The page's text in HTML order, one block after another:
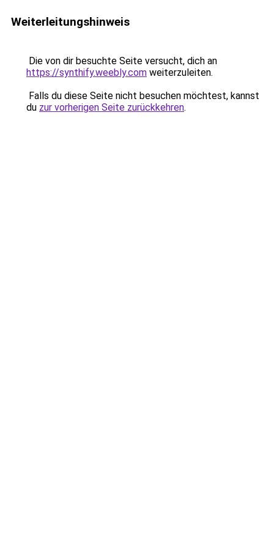
Weiterleitungshinweis
Die von dir besuchte Seite versucht, dich an
https://synthify.weebly.com weiterzuleiten.
Falls du diese Seite nicht besuchen möchtest, kannst
du zur vorherigen Seite zurückkehren.